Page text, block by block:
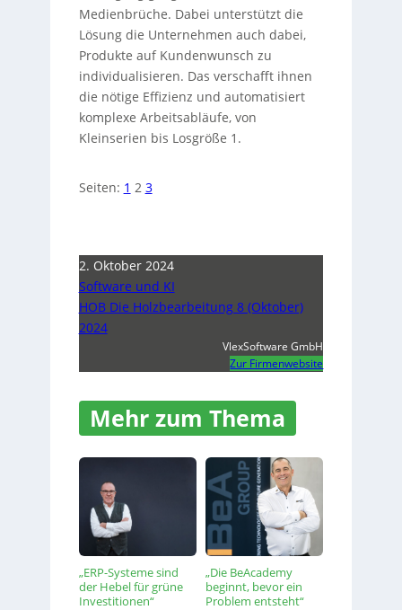
Medienbrüche. Dabei unterstützt die
Lösung die Unternehmen auch dabei,
Produkte auf Kundenwunsch zu
individualisieren. Das verschafft ihnen
die nötige Effizienz und automatisiert
komplexe Arbeitsabläufe, von
Kleinserien bis Losgröße 1.
Seiten: 1 2 3
2. Oktober 2024
Software und KI
HOB Die Holzbearbeitung 8 (Oktober)
2024
VlexSoftware GmbH
Zur Firmenwebsite
Mehr zum Thema
„ERP-Systeme sind
der Hebel für grüne
Investitionen“
„Die BeAcademy
beginnt, bevor ein
Problem entsteht“